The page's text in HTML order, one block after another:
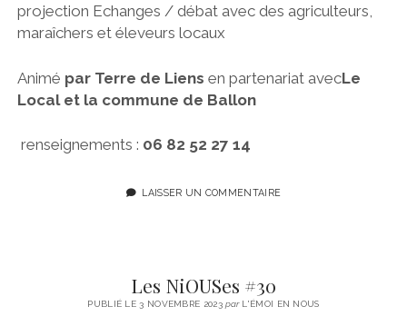
projection Echanges / débat avec des agriculteurs,
maraîchers et éleveurs locaux
Animé par Terre de Liens en partenariat avecLe
Local et la commune de Ballon
renseignements : 06 82 52 27 14
LAISSER UN COMMENTAIRE
Les NiOUSes #30
PUBLIÉ LE 3 NOVEMBRE 2023parL'ÉMOI EN NOUS